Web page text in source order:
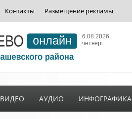
Контакты Размещение рекламы
6.08.2026
четверг
ВИДЕО АУДИО ИНФОГРАФИКА